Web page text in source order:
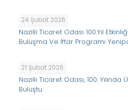
24 Şubat 2026
Nazilli Ticaret Odası 100.Yıl
Buluşma Ve İftar Programı
21 Şubat 2026
Nazilli Ticaret Odası, 100.
Buluştu